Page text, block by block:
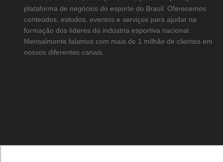
plataforma de negócios do esporte do Brasil. Oferecemos
conteúdos, estudos, eventos e serviços para ajudar na
formação dos líderes da indústria esportiva nacional.
Mensalmente falamos com mais de 1 milhão de clientes em
nossos diferentes canais.